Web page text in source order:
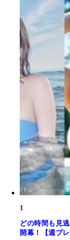
1
どの時間も見
開幕！【週プ